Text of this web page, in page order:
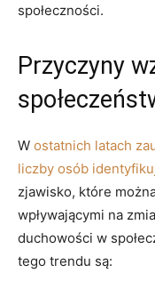
społeczności.
Przyczyny
W ostatnich latach
liczby osób
zjawisko, które
‍wpływającymi na
duchowości w​
tego trendu są: